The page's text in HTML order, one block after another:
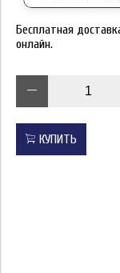
Бесплатная
онлайн.
КУПИТЬ